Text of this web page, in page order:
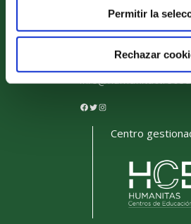
Permitir la
Rechazar
Conócenos
Acceso
Centro